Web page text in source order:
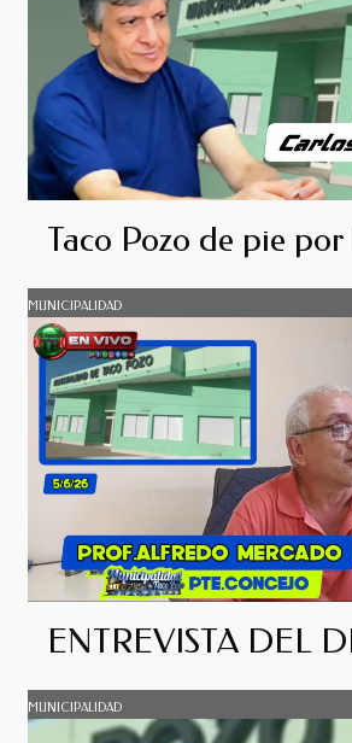
Taco Pozo de pie
MUNICIPALIDAD
ENTREVISTA DEL
MUNICIPALIDAD